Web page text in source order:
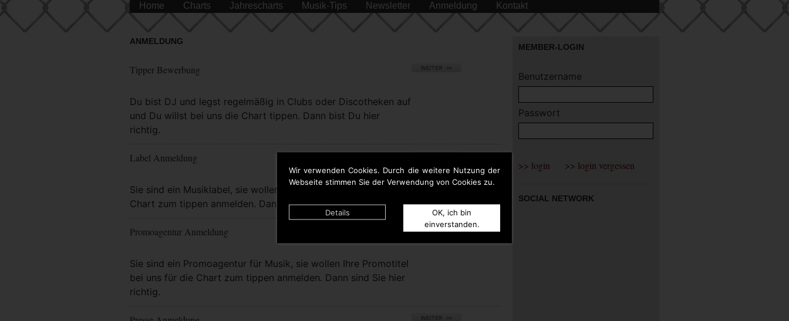
Wir verwenden Cookies. Durch die weitere Nutzung der
Webseite stimmen Sie der Verwendung von Cookies zu.
Details
OK, ich bin
einverstanden.
Home Charts Jahrescharts Musik-Tips Newsletter Anmeldung Kontakt
ANMELDUNG
Tipper Bewerbung
Du bist DJ und legst regelmäßig in Clubs oder Discotheken auf
und Du willst bei uns die Chart tippen. Dann bist Du hier
richtig.
Mehr Info
Label Anmeldung
Sie sind ein Musiklabel, sie wollen bei uns eigene Titel für die
Chart zum tippen anmelden. Dann sind Sie hier richtig.
Mehr Info
Promoagentur Anmeldung
Sie sind ein Promoagentur für Musik, sie wollen Ihre Promotitel
bei uns für die Chart zum tippen anmelden. Dann sind Sie hier
richtig.
Mehr Info
MEMBER-LOGIN
Benutzername
Passwort
SOCIAL NETWORK